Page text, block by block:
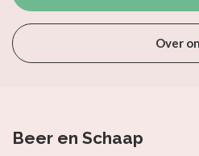
Over
Beer en Schaap